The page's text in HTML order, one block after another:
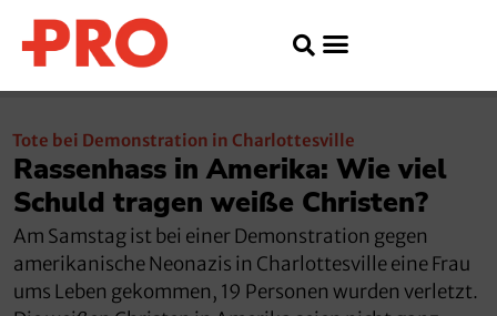
Tote bei Demonstration in Charlottesville
Rassenhass in Amerika: Wie viel
Schuld tragen weiße Christen?
Am Samstag ist bei einer Demonstration gegen
amerikanische Neonazis in Charlottesville eine Frau
ums Leben gekommen, 19 Personen wurden verletzt.